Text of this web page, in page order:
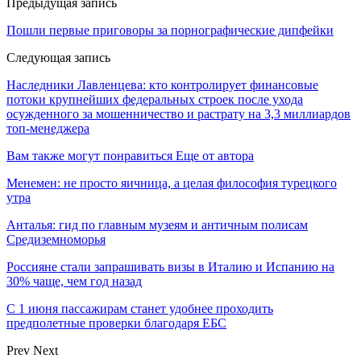
Пошли первые приговоры за порнографические дипфейки
Следующая запись
Наследники Лавленцева: кто контролирует финансовые
потоки крупнейших федеральных строек после ухода
осужденного за мошенничество и растрату на 3,3 миллиардов
топ-менеджера
Вам также могут понравиться Еще от автора
Менемен: не просто яичница, а целая философия турецкого
утра
Анталья: гид по главным музеям и античным полисам
Средиземноморья
Россияне стали запрашивать визы в Италию и Испанию на
30% чаще, чем год назад
С 1 июня пассажирам станет удобнее проходить
предполетные проверки благодаря ЕБС
Prev Next